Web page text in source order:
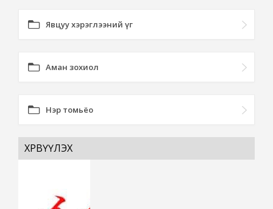
Явцуу хэрэглээний үг
Аман зохиол
Нэр томьёо
ХӨРВҮҮЛЭХ